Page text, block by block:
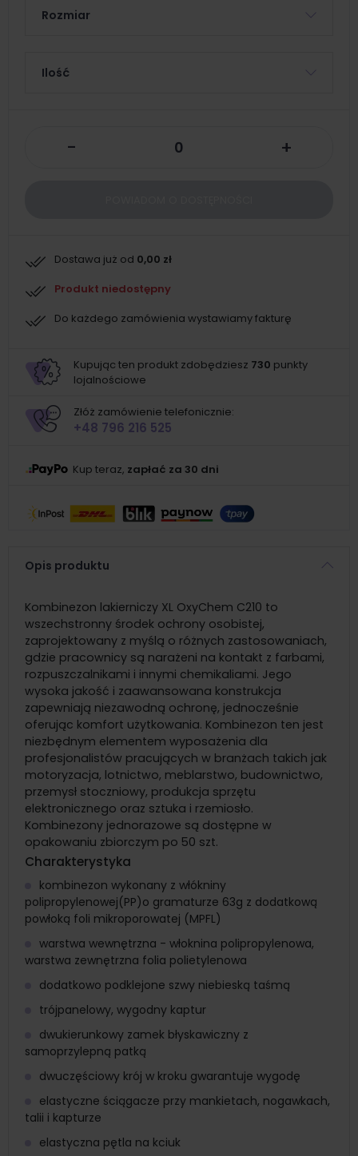
Rozmiar
Ilość
- +
Dostawa już od 0,00 zł
Produkt niedostępny
Do każdego zamówienia wystawiamy fakturę
Kupując ten produkt zdobędziesz 730 punkty
lojalnościowe
Złóż zamówienie telefonicznie:
+48 796 216 525
Kup teraz, zapłać za 30 dni
Opis produktu
Kombinezon lakierniczy XL OxyChem C210 to
wszechstronny środek ochrony osobistej,
zaprojektowany z myślą o różnych zastosowaniach,
gdzie pracownicy są narażeni na kontakt z farbami,
rozpuszczalnikami i innymi chemikaliami. Jego
wysoka jakość i zaawansowana konstrukcja
zapewniają niezawodną ochronę, jednocześnie
oferując komfort użytkowania. Kombinezon ten jest
niezbędnym elementem wyposażenia dla
profesjonalistów pracujących w branżach takich jak
motoryzacja, lotnictwo, meblarstwo, budownictwo,
przemysł stoczniowy, produkcja sprzętu
elektronicznego oraz sztuka i rzemiosło.
Kombinezony jednorazowe są dostępne w
opakowaniu zbiorczym po 50 szt.
Charakterystyka
kombinezon wykonany z włókniny
polipropylenowej(PP)o gramaturze 63g z dodatkową
powłoką foli mikroporowatej (MPFL)
warstwa wewnętrzna - włoknina polipropylenowa,
warstwa zewnętrzna folia polietylenowa
dodatkowo podklejone szwy niebieską taśmą
trójpanelowy, wygodny kaptur
dwukierunkowy zamek błyskawiczny z
samoprzylepną patką
dwuczęściowy krój w kroku gwarantuje wygodę
elastyczne ściągacze przy mankietach, nogawkach,
talii i kapturze
elastyczna pętla na kciuk